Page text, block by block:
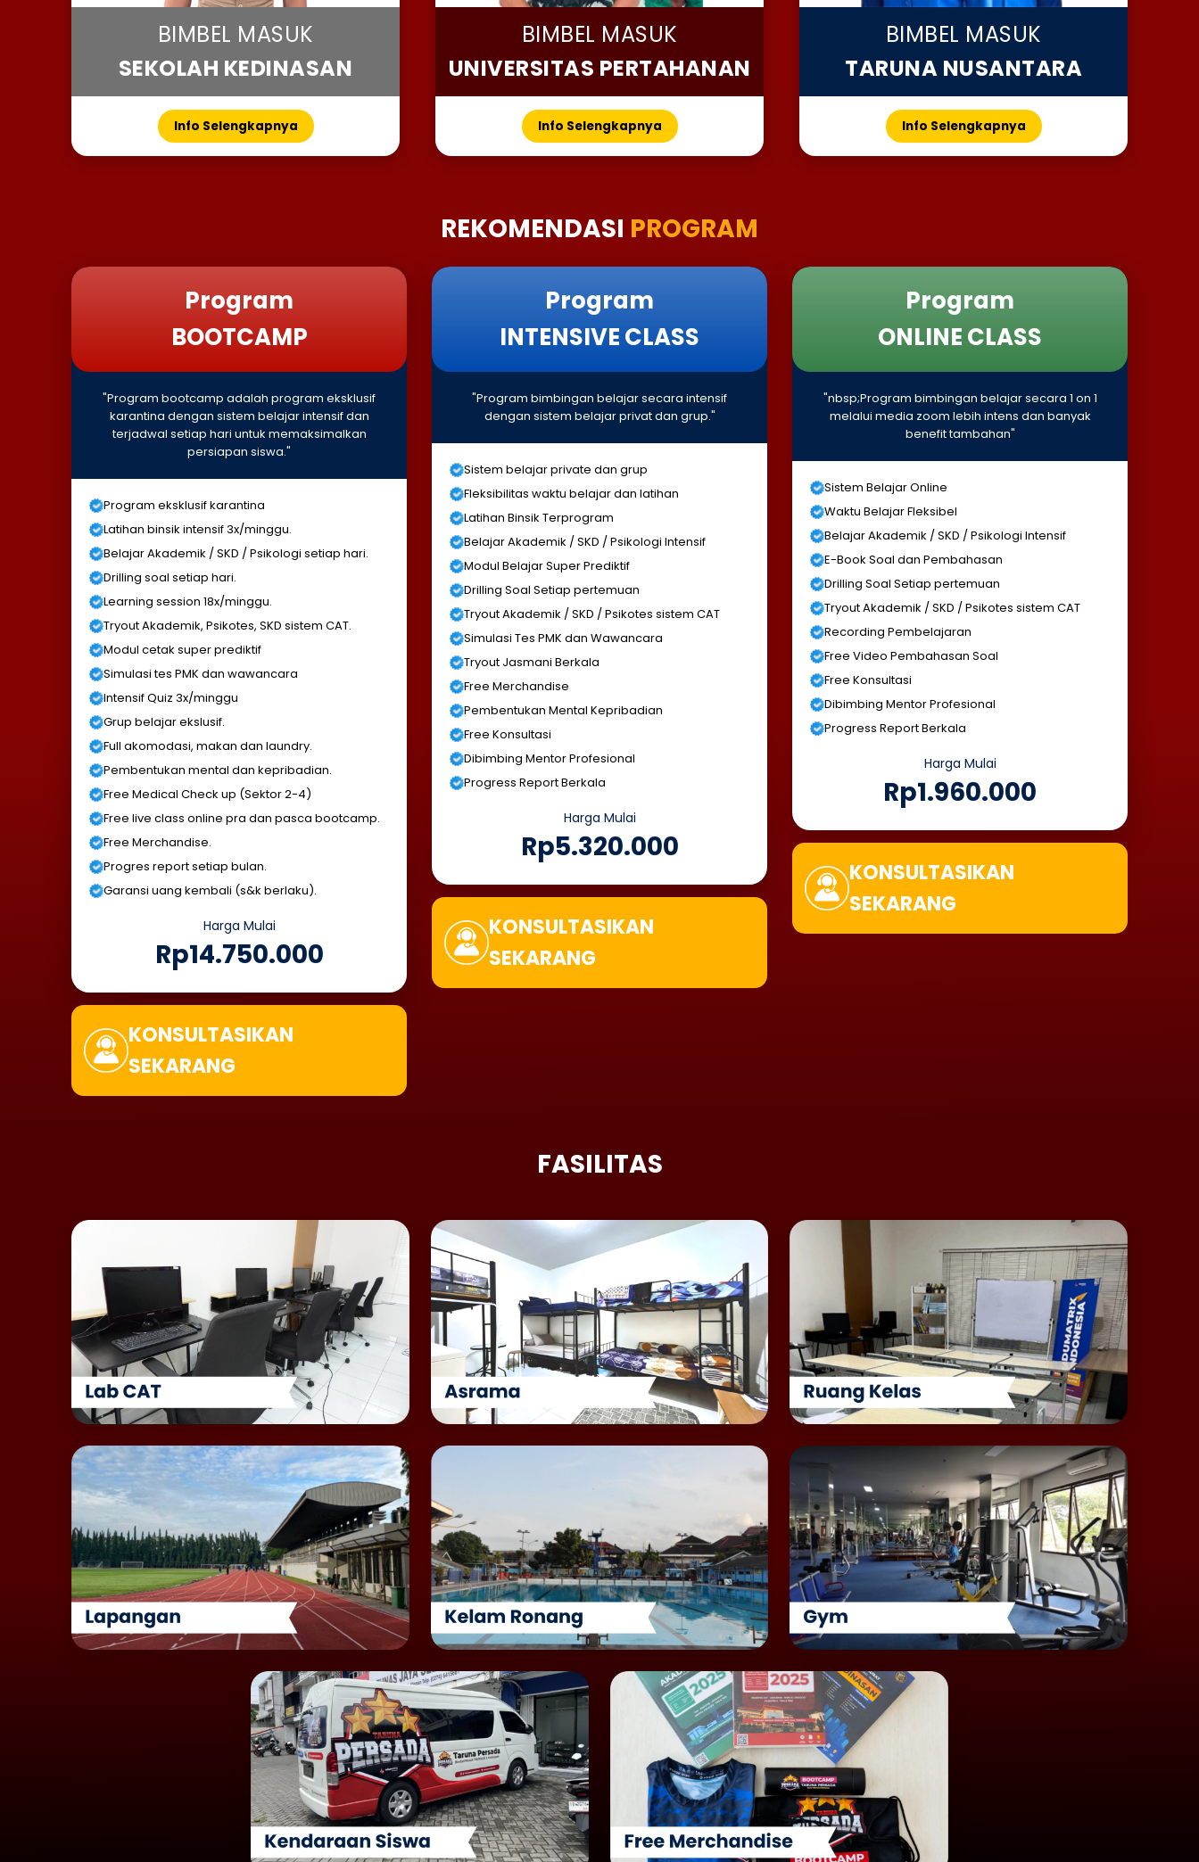
BIMBEL MASUK
SEKOLAH KEDINASAN
Info Selengkapnya
BIMBEL MASUK
UNIVERSITAS PERTAHANAN
Info Selengkapnya
BIMBEL MASUK
TARUNA NUSANTARA
Info Selengkapnya
REKOMENDASI PROGRAM
Program
BOOTCAMP
"Program bootcamp adalah program eksklusif
karantina dengan sistem belajar intensif dan
terjadwal setiap hari untuk memaksimalkan
persiapan siswa."
Program eksklusif karantina
Latihan binsik intensif 3x/minggu.
Belajar Akademik / SKD / Psikologi setiap hari.
Drilling soal setiap hari.
Learning session 18x/minggu.
Tryout Akademik, Psikotes, SKD sistem CAT.
Modul cetak super prediktif
Simulasi tes PMK dan wawancara
Intensif Quiz 3x/minggu
Grup belajar ekslusif.
Full akomodasi, makan dan laundry.
Pembentukan mental dan kepribadian.
Free Medical Check up (Sektor 2-4)
Free live class online pra dan pasca bootcamp.
Free Merchandise.
Progres report setiap bulan.
Garansi uang kembali (s&k berlaku).
Harga Mulai
Rp14.750.000
KONSULTASIKAN
SEKARANG
Program
INTENSIVE CLASS
"Program bimbingan belajar secara intensif
dengan sistem belajar privat dan grup."
Sistem belajar private dan grup
Fleksibilitas waktu belajar dan latihan
Latihan Binsik Terprogram
Belajar Akademik / SKD / Psikologi Intensif
Modul Belajar Super Prediktif
Drilling Soal Setiap pertemuan
Tryout Akademik / SKD / Psikotes sistem CAT
Simulasi Tes PMK dan Wawancara
Tryout Jasmani Berkala
Free Merchandise
Pembentukan Mental Kepribadian
Free Konsultasi
Dibimbing Mentor Profesional
Progress Report Berkala
Harga Mulai
Rp5.320.000
KONSULTASIKAN
SEKARANG
Program
ONLINE CLASS
"nbsp;Program bimbingan belajar secara 1 on 1
melalui media zoom lebih intens dan banyak
benefit tambahan"
Sistem Belajar Online
Waktu Belajar Fleksibel
Belajar Akademik / SKD / Psikologi Intensif
E-Book Soal dan Pembahasan
Drilling Soal Setiap pertemuan
Tryout Akademik / SKD / Psikotes sistem CAT
Recording Pembelajaran
Free Video Pembahasan Soal
Free Konsultasi
Dibimbing Mentor Profesional
Progress Report Berkala
Harga Mulai
Rp1.960.000
KONSULTASIKAN
SEKARANG
FASILITAS